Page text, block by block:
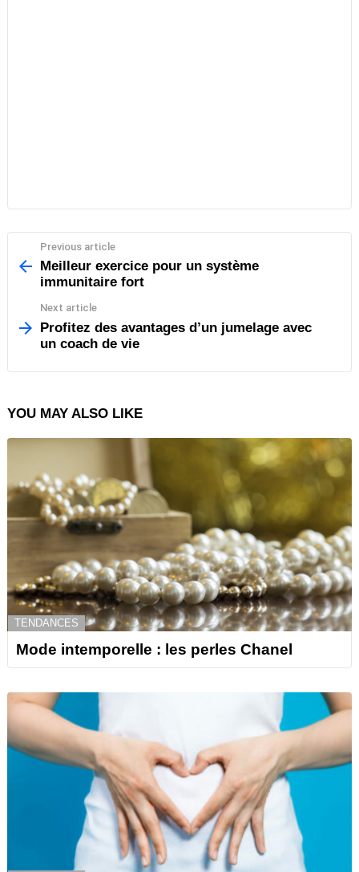
more
Previous article
Meilleur exercice pour un système
immunitaire fort
Next article
Profitez des avantages d’un jumelage avec
un coach de vie
YOU MAY ALSO LIKE
TENDANCES
Mode intemporelle : les perles Chanel